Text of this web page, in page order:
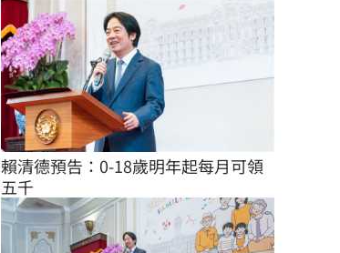
賴清德預告：0-18歲明年起每月可領
五千